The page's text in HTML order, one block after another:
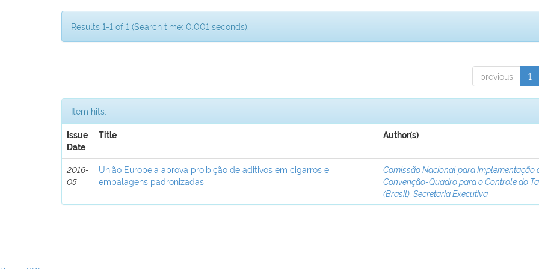
Results 1-1 of 1 (Search time: 0.001 seconds).
previous 1
Item hits:
Issue
Date
Title Author(s)
2016-
05
União Europeia aprova proibição de aditivos em cigarros e
embalagens padronizadas
Comissão Nacional para Implementação
Convenção-Quadro para o Controle do
(Brasil). Secretaria Executiva